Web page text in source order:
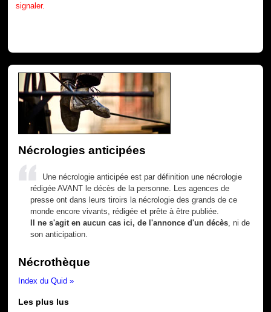
signaler.
Nécrologies anticipées
Une nécrologie anticipée est par définition une nécrologie
rédigée AVANT le décès de la personne. Les agences de
presse ont dans leurs tiroirs la nécrologie des grands de ce
monde encore vivants, rédigée et prête à être publiée.
Il ne s'agit en aucun cas ici, de l'annonce d'un décès , ni de
son anticipation.
Nécrothèque
Index du Quid »
Les plus lus